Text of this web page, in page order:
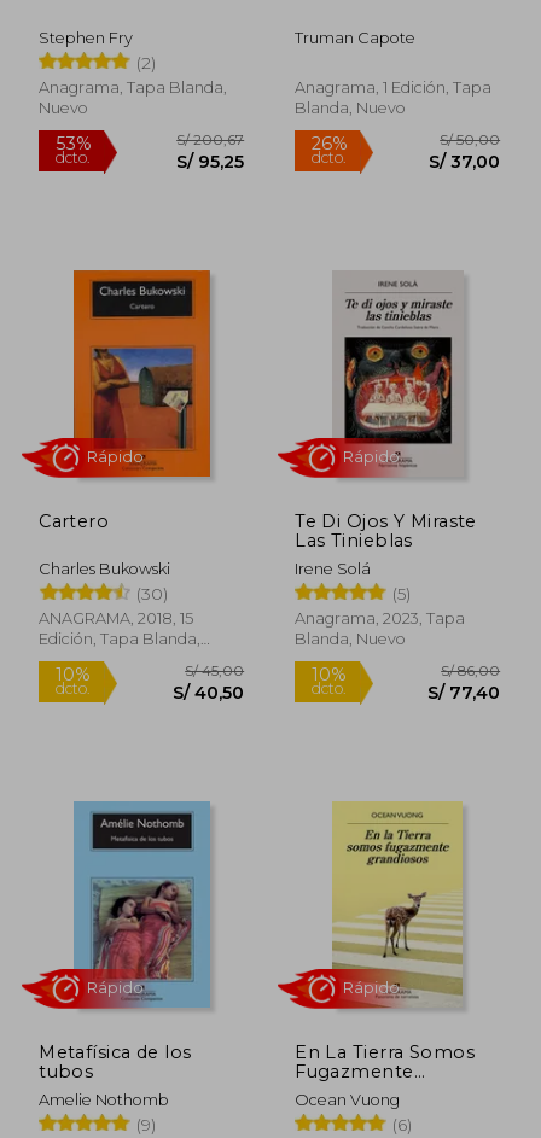
10%
dcto.
20%
Stephen Fry
(2)
Anagrama, Tapa Blanda,
Nuevo
53%
S/ 95,25
Truman Capote
Anagrama, 1 Edición, Tapa
Blanda, Nuevo
26%
Rápido
Cartero
Charles Bukowski
(30)
ANAGRAMA, 2018, 15
Edición, Tapa Blanda,
Nuevo
Rápido
Te Di Ojos Y Miraste
Las Tinieblas
Irene Solá
(5)
Anagrama, 2023, Tapa
Blanda, Nuevo
Rápido
Metafísica de los
tubos
Amelie Nothomb
(9)
En La Tierra Somos
Fugazmente
Grandiosos
Ocean Vuong
(6)